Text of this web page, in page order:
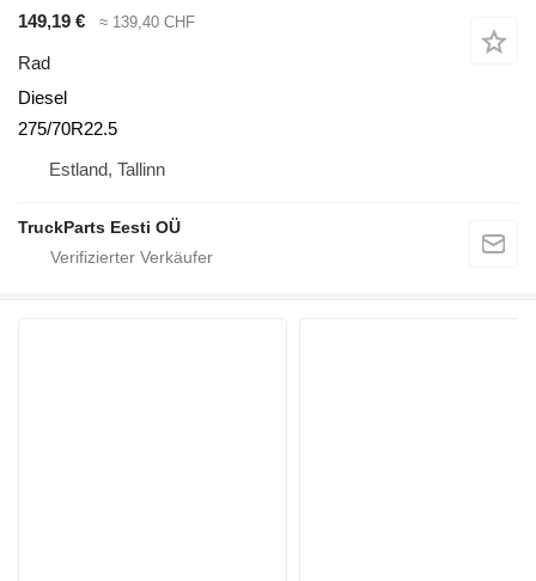
149,19 € ≈ 139,40 CHF
Rad
Diesel
275/70R22.5
Estland, Tallinn
TruckParts Eesti OÜ